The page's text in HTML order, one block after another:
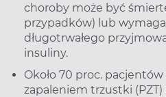
choroby może być
przypadków) lub
długotrwałego
insuliny.
Około 70 proc.
zapaleniem trzustki (PZT)